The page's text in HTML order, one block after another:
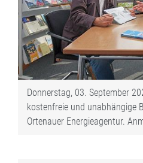
Donnerstag, 03. September
kostenfreie und unabhängige
Ortenauer Energieagentur.